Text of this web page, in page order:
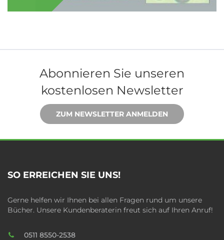
Abonnieren Sie unseren
kostenlosen Newsletter
ZUM NEWSLETTER ANMELDEN
SO ERREICHEN SIE UNS!
Gerne helfen wir Ihnen bei allen Fragen rund um unsere
Bücher. Unsere Kundenberaterin freut sich auf Ihren Anruf!
0511 8550-2538